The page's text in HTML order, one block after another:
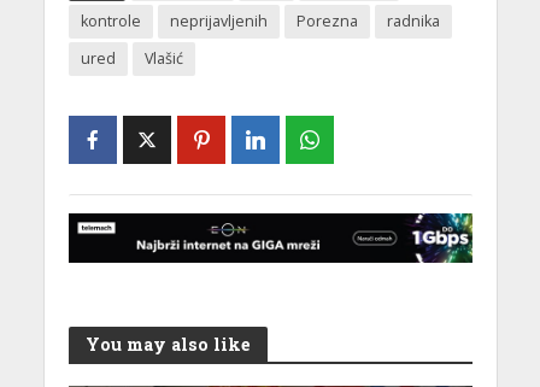
kontrole
neprijavljenih Porezna
radnika
ured
Vlašić
You may also like